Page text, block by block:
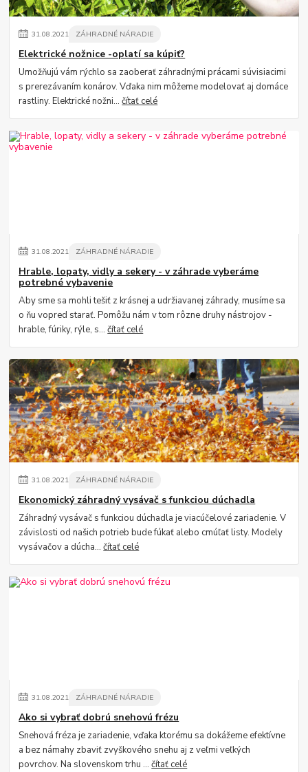
31.08.2021 ZÁHRADNÉ NÁRADIE
Elektrické nožnice -oplatí sa kúpiť?
Umožňujú vám rýchlo sa zaoberať záhradnými prácami súvisiacimi
s prerezávaním konárov. Vďaka nim môžeme modelovať aj domáce
rastliny. Elektrické nožni...čítať celé
31.08.2021 ZÁHRADNÉ NÁRADIE
Hrable, lopaty, vidly a sekery - v záhrade vyberáme
potrebné vybavenie
Aby sme sa mohli tešiť z krásnej a udržiavanej záhrady, musíme sa
o ňu vopred starať. Pomôžu nám v tom rôzne druhy nástrojov -
hrable, fúriky, rýle, s...čítať celé
31.08.2021 ZÁHRADNÉ NÁRADIE
Ekonomický záhradný vysávač s funkciou dúchadla
Záhradný vysávač s funkciou dúchadla je viacúčelové zariadenie. V
závislosti od našich potrieb bude fúkať alebo cmúľať listy. Modely
vysávačov a dúcha...čítať celé
31.08.2021 ZÁHRADNÉ NÁRADIE
Ako si vybrať dobrú snehovú frézu
Snehová fréza je zariadenie, vďaka ktorému sa dokážeme efektívne
a bez námahy zbaviť zvyškového snehu aj z veľmi veľkých
povrchov. Na slovenskom trhu ...čítať celé